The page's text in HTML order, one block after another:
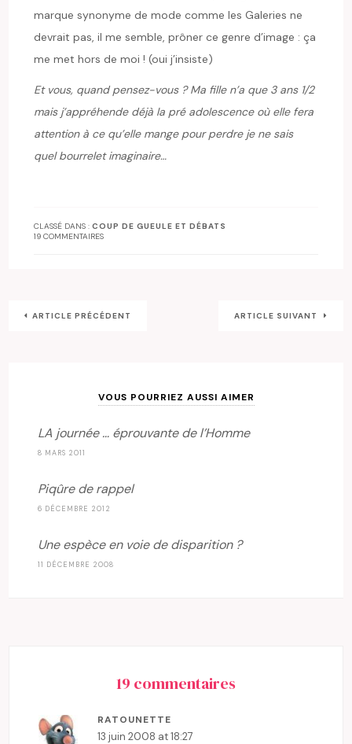
marque synonyme de mode comme les Galeries ne
devrait pas, il me semble, prôner ce genre d’image : ça
me met hors de moi ! (oui j’insiste)
Et vous, quand pensez-vous ? Ma fille n’a que 3 ans 1/2
mais j’appréhende déjà la pré adolescence où elle fera
attention à ce qu’elle mange pour perdre je ne sais
quel bourrelet imaginaire…
CLASSÉ DANS :COUP DE GUEULE ET DÉBATS
19 COMMENTAIRES
ARTICLE PRÉCÉDENT ARTICLE SUIVANT
VOUS POURRIEZ AUSSI AIMER
LA journée … éprouvante de l’Homme
8 MARS 2011
Piqûre de rappel
6 DÉCEMBRE 2012
Une espèce en voie de disparition ?
11 DÉCEMBRE 2008
19 commentaires
RATOUNETTE
13 juin 2008 at 18:27